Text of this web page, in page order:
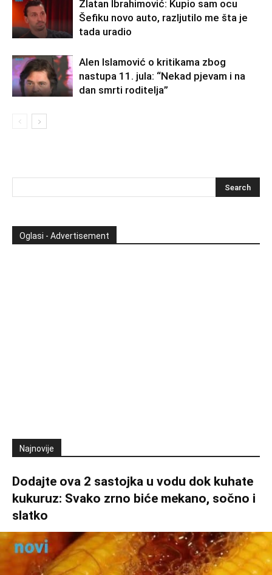
Zlatan Ibrahimović: Kupio sam ocu
Šefiku novo auto, razljutilo me šta je
tada uradio
Alen Islamović o kritikama zbog
nastupa 11. jula: “Nekad pjevam i na
dan smrti roditelja”
Oglasi - Advertisement
Najnovije
Dodajte ova 2 sastojka u vodu dok kuhate
kukuruz: Svako zrno biće mekano, sočno i
slatko